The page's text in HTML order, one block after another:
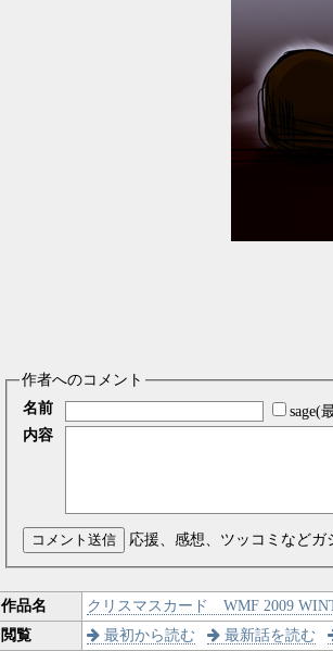
作者へのコメント
名前
sage(
内容
コメント送信 応援、感想、ツッコミなどガ
作品名 クリスマスカード WMF 2009
閲覧
最初から読む 最新話を読む